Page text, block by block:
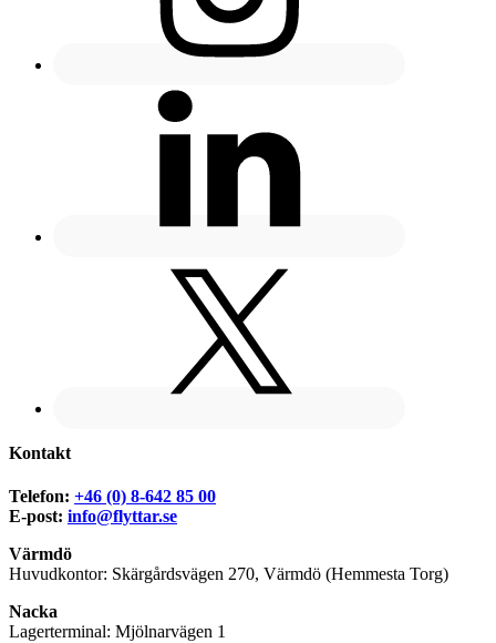
Kontakt
Telefon: +46 (0) 8-642 85 00
E-post: info@flyttar.se
Värmdö
Huvudkontor: Skärgårdsvägen 270, Värmdö (Hemmesta Torg)
Nacka
Lagerterminal: Mjölnarvägen 1